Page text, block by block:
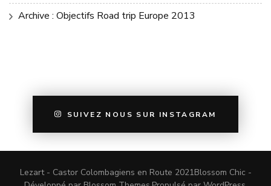
Archive : Objectifs Road trip Europe 2013
SUIVEZ NOUS SUR INSTAGRAM
Lezart - Castor Colombagiens en Route 2021Blossom Chic -